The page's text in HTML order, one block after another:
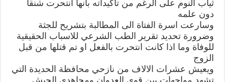
ثياب النوم على الرغم من تاكيداته بانها انتحرت شنقا
دون علمه
وسارعت اسرة الفتاة الى المطالبة بتشريح للجثة
وضرورة تحديد تقرير الطب الشرعي للاسباب الحقيقية
للوفاة وما اذا كانت انتحرت بالفعل او تم قتلها من قبل
الزوج
ويعيش عشرات الالاف من نازحي محافظة الحديدة التي